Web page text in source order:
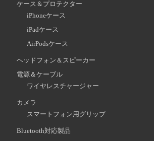
ケース＆プロテクター
iPhoneケース
iPadケース
AirPodsケース
ヘッドフォン＆スピーカー
電源＆ケーブル
ワイヤレスチャージャー
カメラ
スマートフォン用グリップ
Bluetooth対応製品